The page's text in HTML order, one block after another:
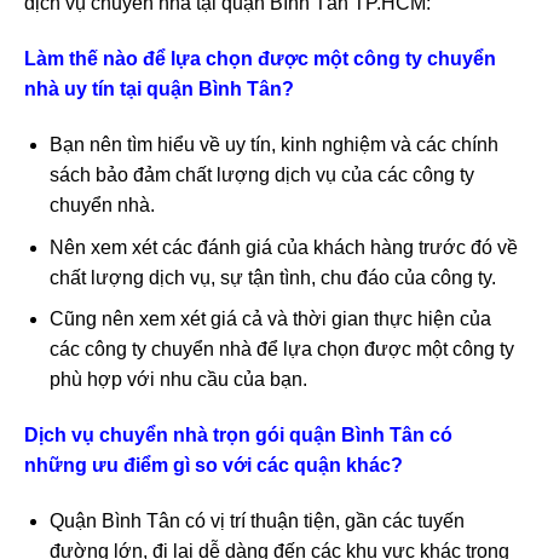
Làm thế nào để lựa chọn được một công ty chuyển
nhà uy tín tại quận Bình Tân?
Bạn nên tìm hiểu về uy tín, kinh nghiệm và các chính
sách bảo đảm chất lượng dịch vụ của các công ty
chuyển nhà.
Nên xem xét các đánh giá của khách hàng trước đó về
chất lượng dịch vụ, sự tận tình, chu đáo của công ty.
Cũng nên xem xét giá cả và thời gian thực hiện của
các công ty chuyển nhà để lựa chọn được một công ty
phù hợp với nhu cầu của bạn.
Dịch vụ chuyển nhà trọn gói quận Bình Tân có
những ưu điểm gì so với các quận khác?
Quận Bình Tân có vị trí thuận tiện, gần các tuyến
đường lớn, đi lại dễ dàng đến các khu vực khác trong